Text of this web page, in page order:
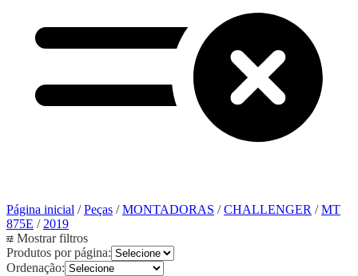
Página inicial /Peças /MONTADORAS /CHALLENGER /MT
875E /2019
Mostrar filtros
Produtos por página:
Ordenação: